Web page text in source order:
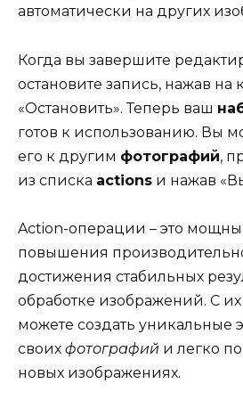
автоматически на других
Когда вы завершите
остановите запись, нажав на
«Остановить». Теперь ваш
готов к использованию. Вы
его к другим фотографий,
из списка actions и нажав
Action-операции – это
повышения
достижения стабильных
обработке изображений. С
можете создать уникальные
своих фотографий и легко
новых изображениях.